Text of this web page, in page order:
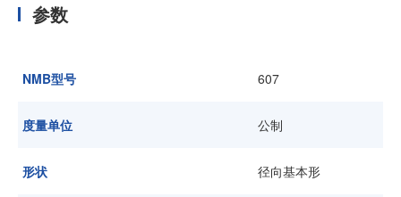
企业信息
加入我们
参数
NMB型号 607
度量单位 公制
形状 径向基本形